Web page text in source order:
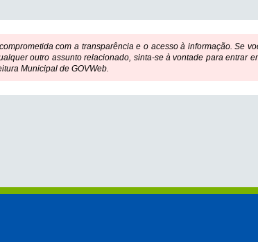
com a transparência e o acesso à informação. Se
outro assunto relacionado, sinta-se à vontade para entrar
Municipal de GOVWeb.